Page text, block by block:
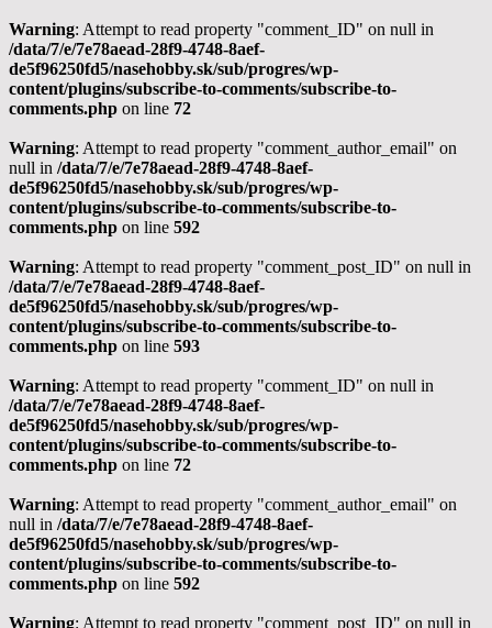
Warning: Attempt to read property "comment_ID" on null in
/data/7/e/7e78aead-28f9-4748-8aef-
de5f96250fd5/nasehobby.sk/sub/progres/wp-
content/plugins/subscribe-to-comments/subscribe-to-
comments.php on line 72
Warning: Attempt to read property "comment_author_email" on
null in /data/7/e/7e78aead-28f9-4748-8aef-
de5f96250fd5/nasehobby.sk/sub/progres/wp-
content/plugins/subscribe-to-comments/subscribe-to-
comments.php on line 592
Warning: Attempt to read property "comment_post_ID" on null in
/data/7/e/7e78aead-28f9-4748-8aef-
de5f96250fd5/nasehobby.sk/sub/progres/wp-
content/plugins/subscribe-to-comments/subscribe-to-
comments.php on line 593
Warning: Attempt to read property "comment_ID" on null in
/data/7/e/7e78aead-28f9-4748-8aef-
de5f96250fd5/nasehobby.sk/sub/progres/wp-
content/plugins/subscribe-to-comments/subscribe-to-
comments.php on line 72
Warning: Attempt to read property "comment_author_email" on
null in /data/7/e/7e78aead-28f9-4748-8aef-
de5f96250fd5/nasehobby.sk/sub/progres/wp-
content/plugins/subscribe-to-comments/subscribe-to-
comments.php on line 592
Warning: Attempt to read property "comment_post_ID" on null in